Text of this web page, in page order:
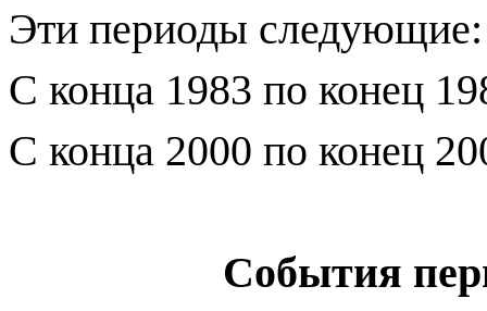
Эти периоды следующие:
С конца 1983 по конец
С конца 2000 по конец
События